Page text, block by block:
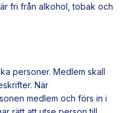
fri från alkohol, tobak och
personer. Medlem skall
När
medlem och förs in i